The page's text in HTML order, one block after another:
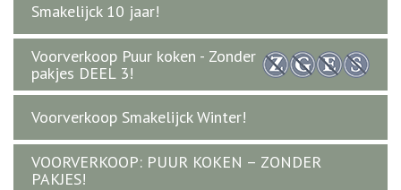
Smakelijck 10 jaar!
Voorverkoop Puur koken - Zonder
pakjes DEEL 3!
Voorverkoop Smakelijck Winter!
VOORVERKOOP: PUUR KOKEN – ZONDER
PAKJES!